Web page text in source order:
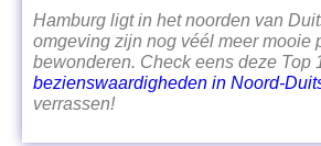
Hamburg ligt in het noorden van
omgeving zijn nog véél meer mooie
bewonderen. Check eens deze Top
bezienswaardigheden in Noord-
verrassen!